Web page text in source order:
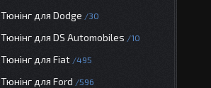
Тюнінг для Dodge 30
Тюнінг для DS Automobiles 10
Тюнінг для Fiat 495
Тюнінг для Ford 596